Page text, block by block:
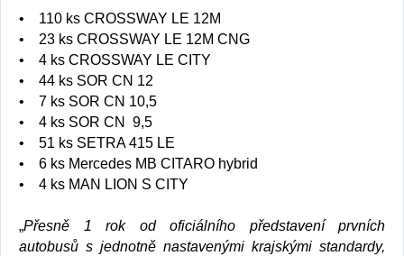
• 110 ks CROSSWAY LE 12M
• 23 ks CROSSWAY LE 12M CNG
• 4 ks CROSSWAY LE CITY
• 44 ks SOR CN 12
• 7 ks SOR CN 10,5
• 4 ks SOR CN 9,5
• 51 ks SETRA 415 LE
• 6 ks Mercedes MB CITARO hybrid
• 4 ks MAN LION S CITY
„Přesně 1 rok od oficiálního představení prvních
autobusů s jednotně nastavenými krajskými standardy,